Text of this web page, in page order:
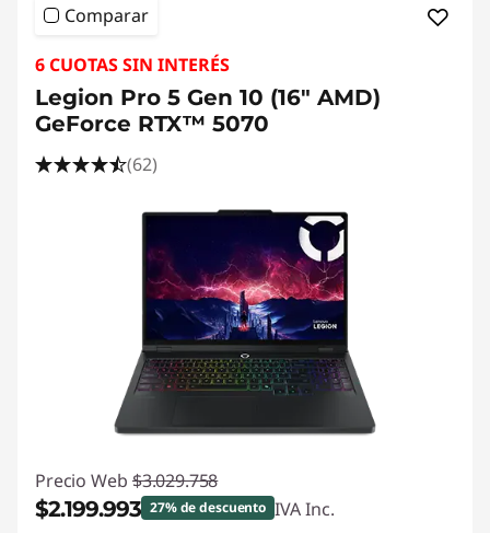
Comparar
6 CUOTAS SIN INTERÉS
Legion Pro 5 Gen 10 (16" AMD)
GeForce RTX™ 5070
(62)
Precio Web $3.029.758
$2.199.993 27% de descuento IVA Inc.